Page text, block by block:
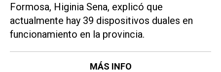
Formosa, Higinia Sena, explicó que
actualmente hay 39 dispositivos duales en
funcionamiento en la provincia.
MÁS INFO